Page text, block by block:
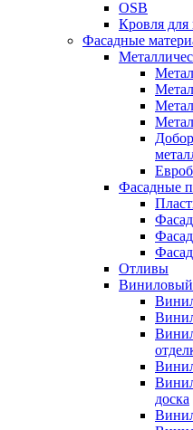
OSB
Кровля
Фасадные
Фасадные
Отливы
Виниловый
доска